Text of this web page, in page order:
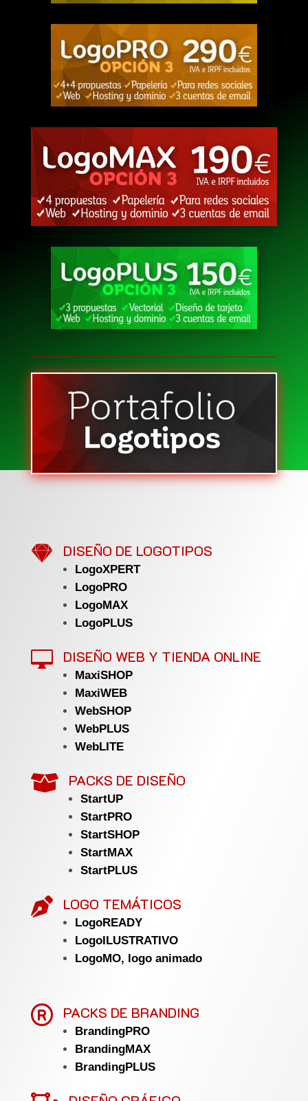
 DISEÑO DE LOGOTIPOS
LogoXPERT
LogoPRO
LogoMAX
LogoPLUS
 DISEÑO WEB Y TIENDA ONLINE
MaxiSHOP
MaxiWEB
WebSHOP
WebPLUS
WebLITE
 PACKS DE DISEÑO
StartUP
StartPRO
StartSHOP
StartMAX
StartPLUS
 LOGO TEMÁTICOS
LogoREADY
LogoILUSTRATIVO
LogoMO, logo animado
 PACKS DE BRANDING
BrandingPRO
BrandingMAX
BrandingPLUS